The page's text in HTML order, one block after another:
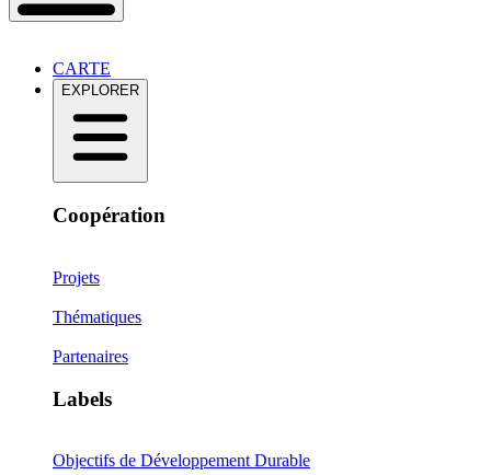
CARTE
EXPLORER
Coopération
Projets
Thématiques
Partenaires
Labels
Objectifs de Développement Durable